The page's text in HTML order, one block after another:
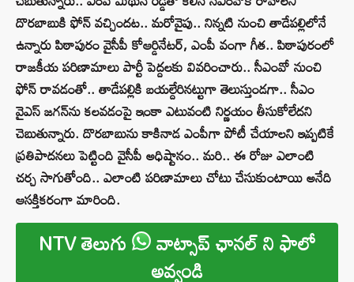
దొరబాబుకి ఫోన్ వచ్చిందట.. మరోవైపు.. నిన్నటి నుంచి తాడేపల్లిలోనే
ఉన్నారు పిఠాపురం వైసీపీ కోఆర్డినేటర్, ఎంపీ వంగా గీత.. పిఠాపురంలో
రాజకీయ పరిణామాలు పార్టీ పెద్దలకు వివరించారు.. సీఎంవో నుంచి
ఫోన్‌ రావడంతో.. తాడేపల్లికి బయల్దేరినట్టుగా తెలుస్తుండగా.. సీఎం
వైఎస్‌ జగన్‌ను కలవడంపై ఇంకా ఎటువంటి నిర్ణయం తీసుకోలేదని
చెబుతున్నారు. దొరబాబును కాకినాడ ఎంపీగా పోటీ చేయాలని ఇప్పటికే
ప్రతిపాదనలు పెట్టింది వైసీపీ అధిష్టానం.. మరి.. ఈ రోజు ఎలాంటి
చర్చ సాగుతోంది.. ఎలాంటి పరిణామాలు చోటు చేసుకుంటాయి అనేది
ఆసక్తికరంగా మారింది.
NTV తెలుగు వాట్సాప్ ఛానల్ ని ఫాలో
అవ్వండి